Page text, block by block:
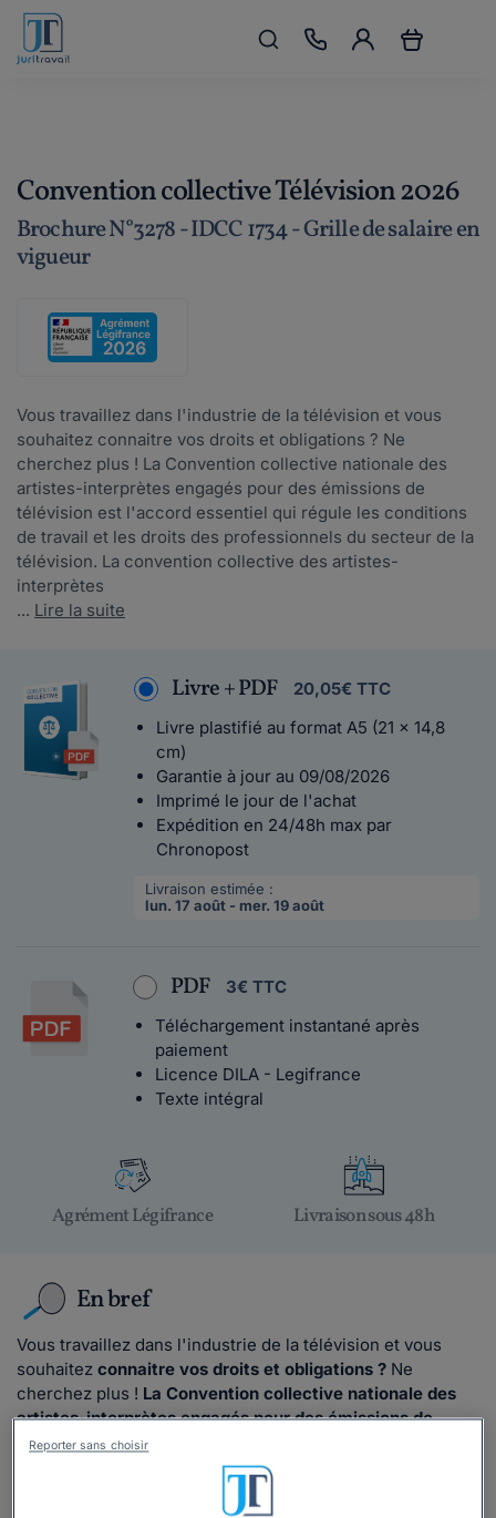
Convention collective Télévision 2026
Brochure N°3278 - IDCC 1734 - Grille de salaire en
vigueur
Vous travaillez dans l'industrie de la télévision et vous
souhaitez connaitre vos droits et obligations ? Ne
cherchez plus ! La Convention collective nationale des
artistes-interprètes engagés pour des émissions de
télévision est l'accord essentiel qui régule les conditions
de travail et les droits des professionnels du secteur de la
télévision. La convention collective des artistes-
interprètes
... Lire la suite
Livre + PDF
20,05€ TTC
Livre plastifié au format A5 (21 x 14,8
cm)
Garantie à jour au 09/08/2026
Imprimé le jour de l'achat
Expédition en 24/48h max par
Chronopost
Livraison estimée :
lun. 17 août - mer. 19 août
PDF
3€ TTC
Téléchargement instantané après
paiement
Licence DILA - Legifrance
Texte intégral
Agrément Légifrance Livraison sous 48h
En bref
Vous travaillez dans l'industrie de la télévision et vous
souhaitez connaitre vos droits et obligations ? Ne
cherchez plus ! La Convention collective nationale des
artistes-interprètes engagés pour des émissions de
télévisionest l'accord essentiel qui régule les conditions
de travail et les droits des professionnels du secteur de la
Reporter sans choisir